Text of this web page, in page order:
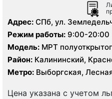
Адрес: СПб, ул.
Режим работы: 9:00-20:00
Модель: МРТ
Espree 1.5 Тесла
Район: Калининский,
Метро: Выборгская,
Цена указана с учетом